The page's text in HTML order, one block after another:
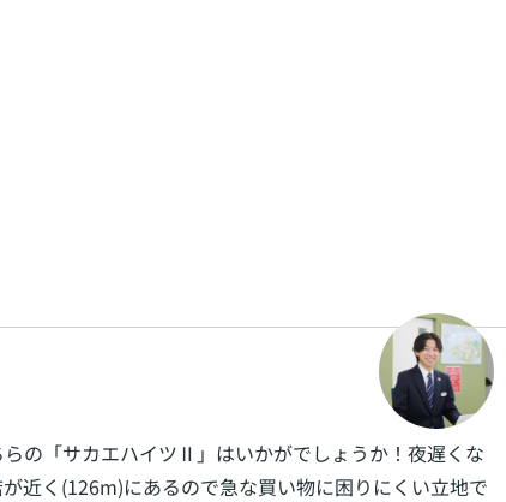
の「サカエハイツⅡ」はいかがでしょうか！夜遅くな
近く(126m)にあるので急な買い物に困りにくい立地で